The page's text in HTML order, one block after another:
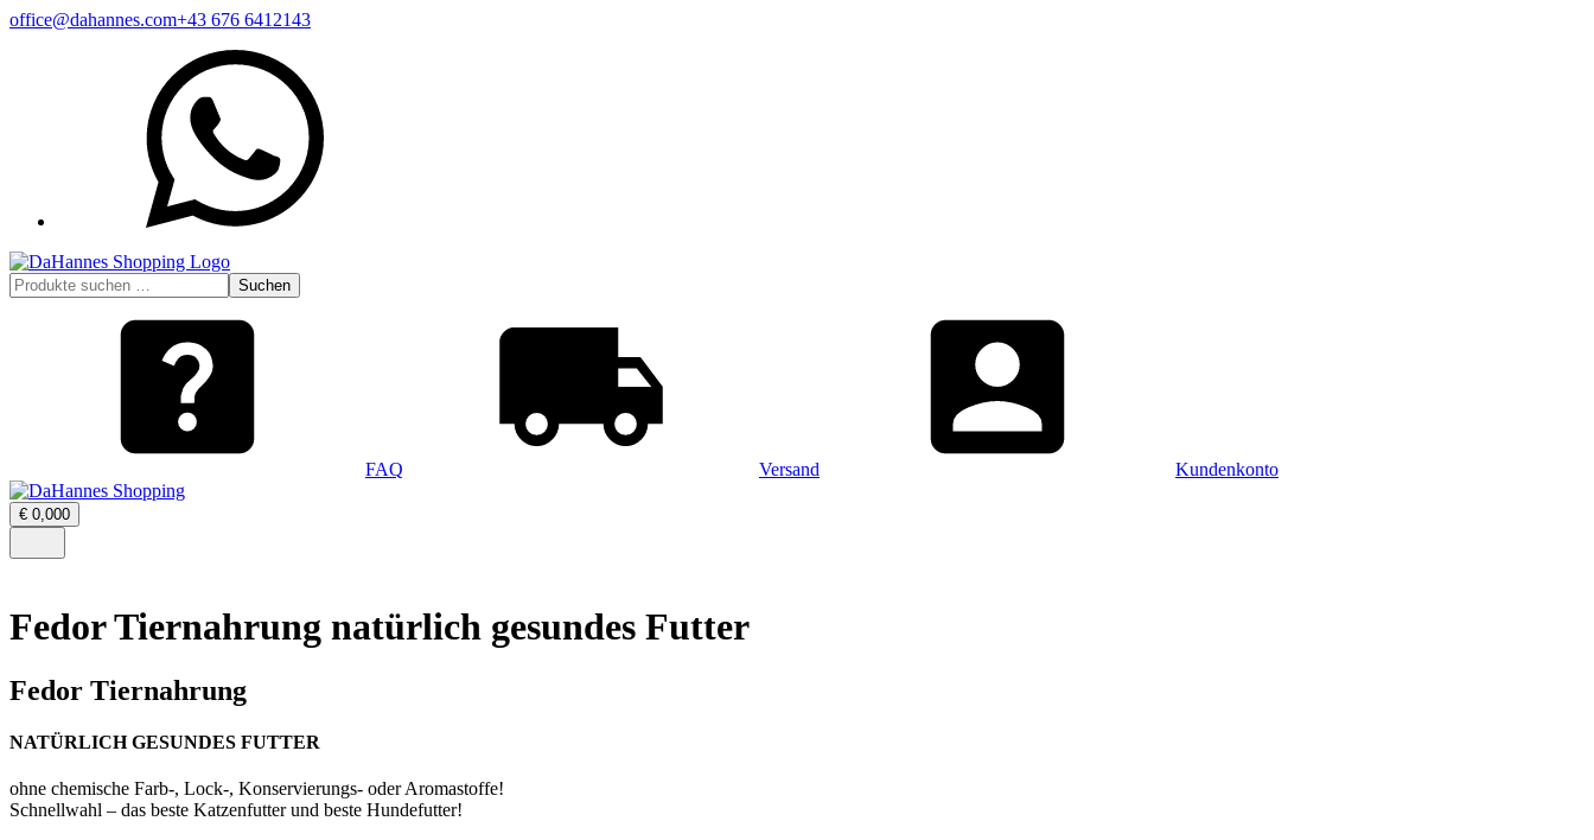
Zum
office@dahannes.com+43 676 6412143
Suchen
nach:
Suchen
FAQ Versand Kundenkonto
€ 0,000Warenkorb
öffnen
€0,00
Menü
Fedor Tiernahrung natürlich gesundes Futter
Fedor Tiernahrung
NATÜRLICH GESUNDES FUTTER
ohne chemische Farb-, Lock-, Konservierungs- oder Aromastoffe!
Schnellwahl – das beste Katzenfutter und beste Hundefutter!